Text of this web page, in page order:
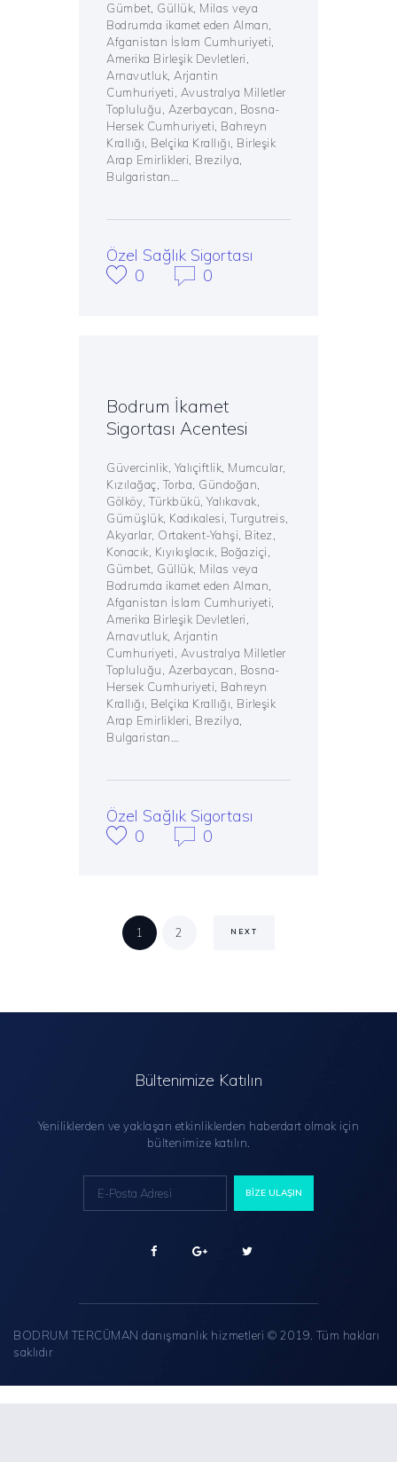
Gümbet, Güllük, Milas veya
Bodrumda ikamet eden Alman,
Afganistan İslam Cumhuriyeti,
Amerika Birleşik Devletleri,
Arnavutluk, Arjantin
Cumhuriyeti, Avustralya Milletler
Topluluğu, Azerbaycan, Bosna-
Hersek Cumhuriyeti, Bahreyn
Krallığı, Belçika Krallığı, Birleşik
Arap Emirlikleri, Brezilya,
Bulgaristan…
Özel Sağlık Sigortası
0
0
Bodrum İkamet
Sigortası Acentesi
Güvercinlik, Yalıçiftlik, Mumcular,
Kızılağaç, Torba, Gündoğan,
Gölköy, Türkbükü, Yalıkavak,
Gümüşlük, Kadıkalesi, Turgutreis,
Akyarlar, Ortakent-Yahşi, Bitez,
Konacık, Kıyıkışlacık, Boğaziçi,
Gümbet, Güllük, Milas veya
Bodrumda ikamet eden Alman,
Afganistan İslam Cumhuriyeti,
Amerika Birleşik Devletleri,
Arnavutluk, Arjantin
Cumhuriyeti, Avustralya Milletler
Topluluğu, Azerbaycan, Bosna-
Hersek Cumhuriyeti, Bahreyn
Krallığı, Belçika Krallığı, Birleşik
Arap Emirlikleri, Brezilya,
Bulgaristan…
Özel Sağlık Sigortası
0
0
Posts
pagination
PAGE
1 PAGE
2 NEXT
Bültenimize Katılın
Yeniliklerden ve yaklaşan etkinliklerden haberdart olmak için
bültenimize katılın.
BODRUM TERCÜMAN danışmanlık hizmetleri © 2019. Tüm hakları
saklıdır